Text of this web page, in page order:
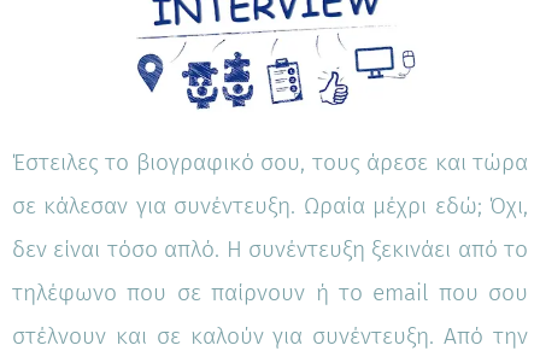
Έστειλες το βιογραφικό σου, τους άρεσε και τώρα
σε κάλεσαν για συνέντευξη. Ωραία μέχρι εδώ; Όχι,
δεν είναι τόσο απλό. Η συνέντευξη ξεκινάει από το
τηλέφωνο που σε παίρνουν ή το email που σου
στέλνουν και σε καλούν για συνέντευξη. Από την